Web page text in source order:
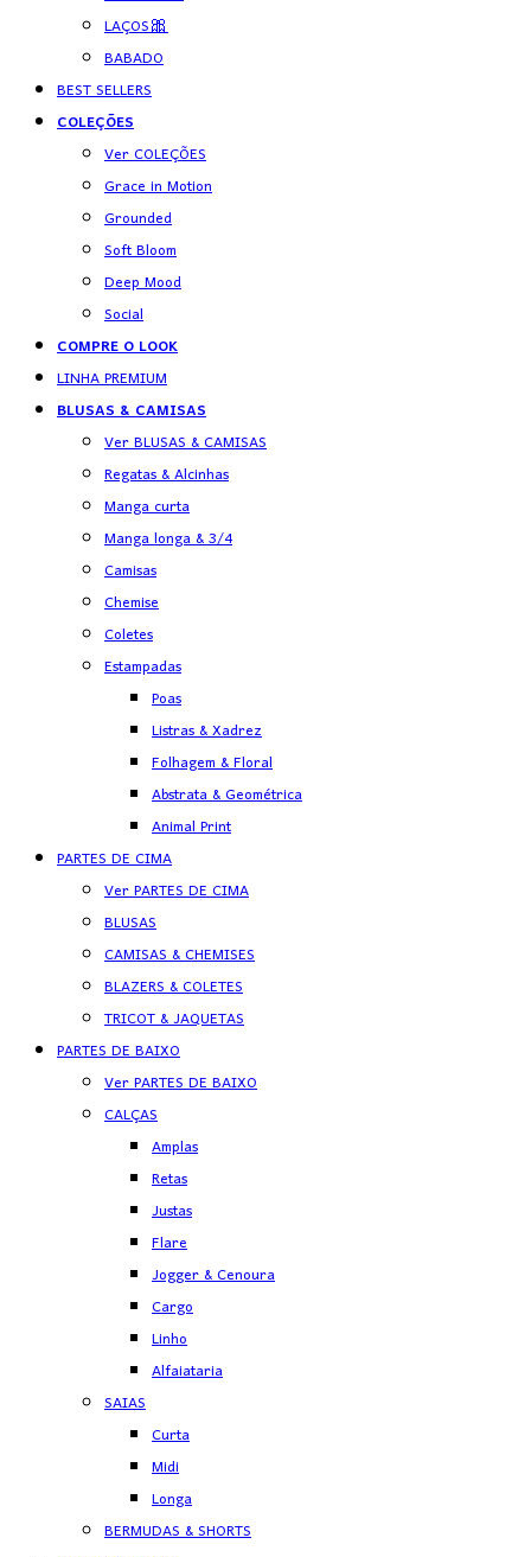
LAÇOS🎀
BABADO
BEST SELLERS
COLEÇÕES
Ver COLEÇÕES
Grace in Motion
Grounded
Soft Bloom
Deep Mood
Social
COMPRE O LOOK
LINHA PREMIUM
BLUSAS & CAMISAS
Ver BLUSAS & CAMISAS
Regatas & Alcinhas
Manga curta
Manga longa & 3/4
Camisas
Chemise
Coletes
Estampadas
Poas
Listras & Xadrez
Folhagem & Floral
Abstrata & Geométrica
Animal Print
PARTES DE CIMA
Ver PARTES DE CIMA
BLUSAS
CAMISAS & CHEMISES
BLAZERS & COLETES
TRICOT & JAQUETAS
PARTES DE BAIXO
Ver PARTES DE BAIXO
CALÇAS
Amplas
Retas
Justas
Flare
Jogger & Cenoura
Cargo
Linho
Alfaiataria
SAIAS
Curta
Midi
Longa
BERMUDAS & SHORTS